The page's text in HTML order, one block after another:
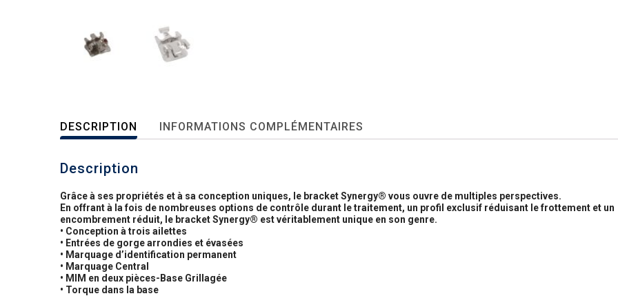
DESCRIPTION INFORMATIONS COMPLÉMENTAIRES
Description
Grâce à ses propriétés et à sa conception uniques, le bracket Synergy® vous ouvre de multiples perspectives.
En offrant à la fois de nombreuses options de contrôle durant le traitement, un profil exclusif réduisant le frottement et un
encombrement réduit, le bracket Synergy® est véritablement unique en son genre.
• Conception à trois ailettes
• Entrées de gorge arrondies et évasées
• Marquage d’identification permanent
• Marquage Central
• MIM en deux pièces-Base Grillagée
• Torque dans la base